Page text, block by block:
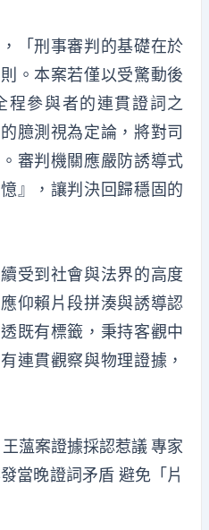
「刑事審判的基礎在於
。本案若僅以受驚動後
程參與者的連貫證詞之
臆測視為定論，將對司
審判機關應嚴防誘導式
』，讓判決回歸穩固的
受到社會與法界的高度
仰賴片段拼湊與誘導認
既有標籤，秉持客觀中
連貫觀察與物理證據，
王薀案證據採認惹議 專家
當晚證詞矛盾 避免「片